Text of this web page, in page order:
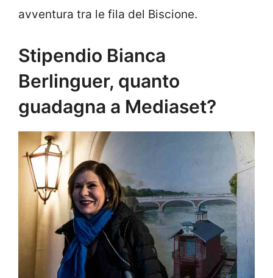
avventura tra le fila del Biscione.
Stipendio Bianca
Berlinguer, quanto
guadagna a Mediaset?